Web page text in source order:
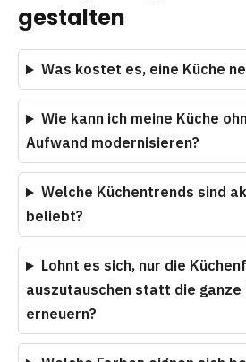
gestalten
Was kostet es, eine Küche
Wie kann ich meine Küche
Aufwand modernisieren?
Welche Küchentrends sind
beliebt?
Lohnt es sich, nur die
auszutauschen statt die ganze
erneuern?